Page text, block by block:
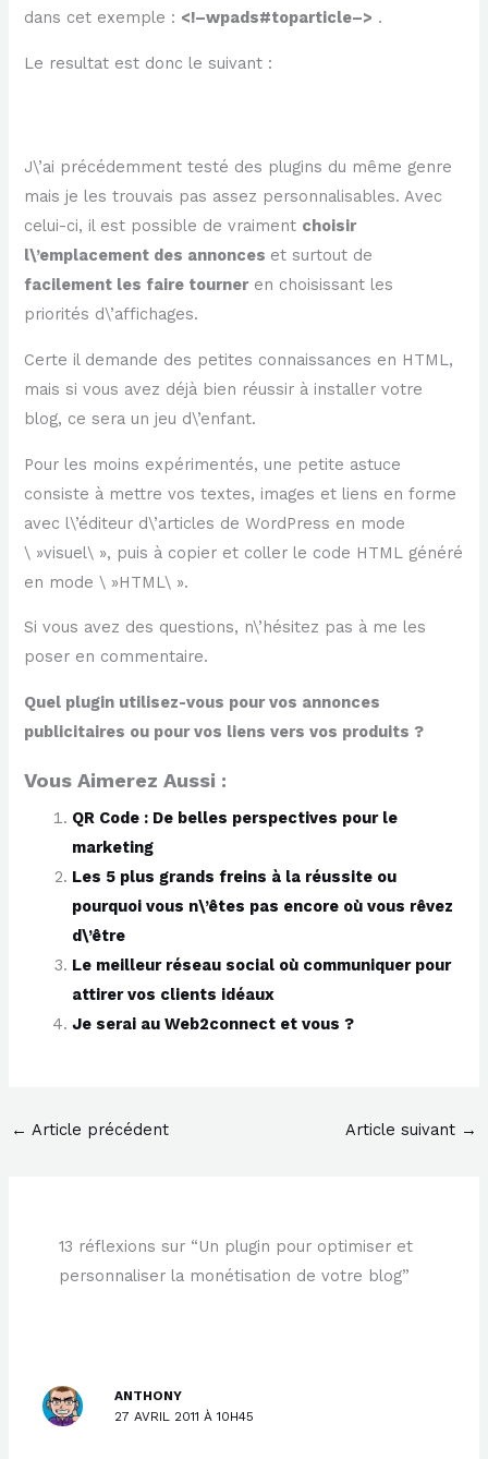
dans cet exemple : <!–wpads#toparticle–> .
Le resultat est donc le suivant :
J\’ai précédemment testé des plugins du même genre
mais je les trouvais pas assez personnalisables. Avec
celui-ci, il est possible de vraiment choisir
l\’emplacement des annonces et surtout de
facilement les faire tourneren choisissant les
priorités d\’affichages.
Certe il demande des petites connaissances en HTML,
mais si vous avez déjà bien réussir à installer votre
blog, ce sera un jeu d\’enfant.
Pour les moins expérimentés, une petite astuce
consiste à mettre vos textes, images et liens en forme
avec l\’éditeur d\’articles de WordPress en mode
\ »visuel\ », puis à copier et coller le code HTML généré
en mode \ »HTML\ ».
Si vous avez des questions, n\’hésitez pas à me les
poser en commentaire.
Quel plugin utilisez-vous pour vos annonces
publicitaires ou pour vos liens vers vos produits ?
Vous Aimerez Aussi :
QR Code : De belles perspectives pour le
marketing
Les 5 plus grands freins à la réussite ou
pourquoi vous n\’êtes pas encore où vous rêvez
d\’être
Le meilleur réseau social où communiquer pour
attirer vos clients idéaux
Je serai au Web2connect et vous ?
← Article précédent Article suivant →
13 réflexions sur “Un plugin pour optimiser et
personnaliser la monétisation de votre blog”
ANTHONY
27 AVRIL 2011 À 10H45